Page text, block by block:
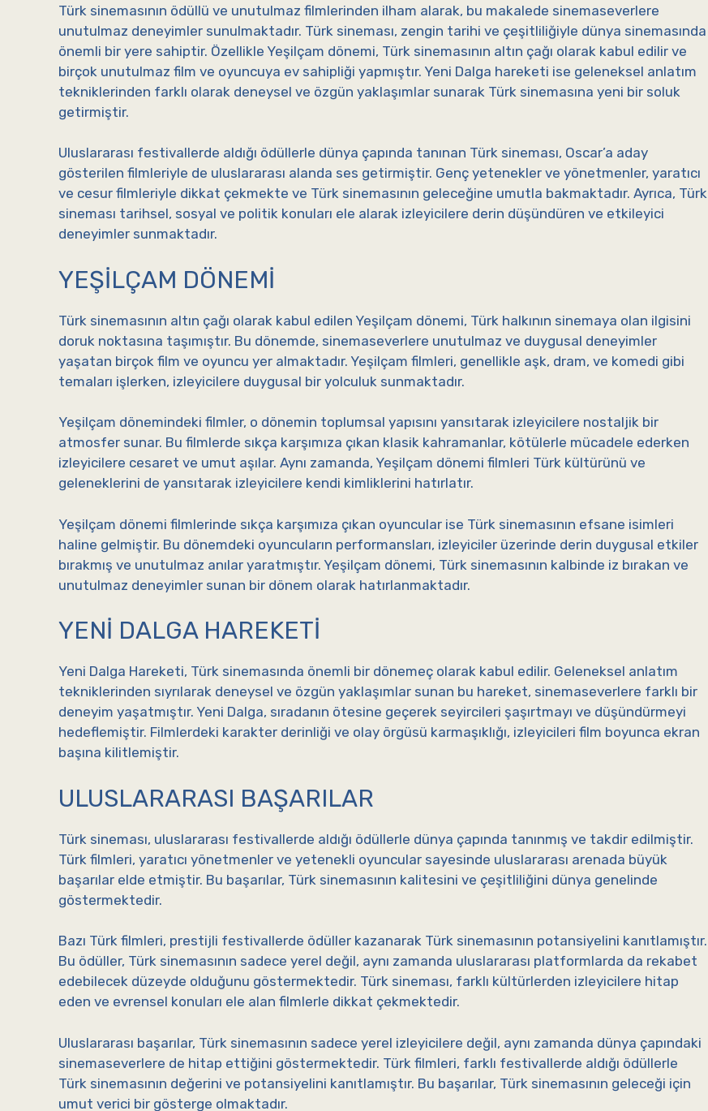
Türk sinemasının ödüllü ve unutulmaz filmlerinden ilham alarak, bu makalede sinemaseverlere
unutulmaz deneyimler sunulmaktadır. Türk sineması, zengin tarihi ve çeşitliliğiyle dünya sinemasında
önemli bir yere sahiptir. Özellikle Yeşilçam dönemi, Türk sinemasının altın çağı olarak kabul edilir ve
birçok unutulmaz film ve oyuncuya ev sahipliği yapmıştır. Yeni Dalga hareketi ise geleneksel anlatım
tekniklerinden farklı olarak deneysel ve özgün yaklaşımlar sunarak Türk sinemasına yeni bir soluk
getirmiştir.
Uluslararası festivallerde aldığı ödüllerle dünya çapında tanınan Türk sineması, Oscar’a aday
gösterilen filmleriyle de uluslararası alanda ses getirmiştir. Genç yetenekler ve yönetmenler, yaratıcı
ve cesur filmleriyle dikkat çekmekte ve Türk sinemasının geleceğine umutla bakmaktadır. Ayrıca, Türk
sineması tarihsel, sosyal ve politik konuları ele alarak izleyicilere derin düşündüren ve etkileyici
deneyimler sunmaktadır.
YEŞILÇAM DÖNEMI
Türk sinemasının altın çağı olarak kabul edilen Yeşilçam dönemi, Türk halkının sinemaya olan ilgisini
doruk noktasına taşımıştır. Bu dönemde, sinemaseverlere unutulmaz ve duygusal deneyimler
yaşatan birçok film ve oyuncu yer almaktadır. Yeşilçam filmleri, genellikle aşk, dram, ve komedi gibi
temaları işlerken, izleyicilere duygusal bir yolculuk sunmaktadır.
Yeşilçam dönemindeki filmler, o dönemin toplumsal yapısını yansıtarak izleyicilere nostaljik bir
atmosfer sunar. Bu filmlerde sıkça karşımıza çıkan klasik kahramanlar, kötülerle mücadele ederken
izleyicilere cesaret ve umut aşılar. Aynı zamanda, Yeşilçam dönemi filmleri Türk kültürünü ve
geleneklerini de yansıtarak izleyicilere kendi kimliklerini hatırlatır.
Yeşilçam dönemi filmlerinde sıkça karşımıza çıkan oyuncular ise Türk sinemasının efsane isimleri
haline gelmiştir. Bu dönemdeki oyuncuların performansları, izleyiciler üzerinde derin duygusal etkiler
bırakmış ve unutulmaz anılar yaratmıştır. Yeşilçam dönemi, Türk sinemasının kalbinde iz bırakan ve
unutulmaz deneyimler sunan bir dönem olarak hatırlanmaktadır.
YENI DALGA HAREKETI
Yeni Dalga Hareketi, Türk sinemasında önemli bir dönemeç olarak kabul edilir. Geleneksel anlatım
tekniklerinden sıyrılarak deneysel ve özgün yaklaşımlar sunan bu hareket, sinemaseverlere farklı bir
deneyim yaşatmıştır. Yeni Dalga, sıradanın ötesine geçerek seyircileri şaşırtmayı ve düşündürmeyi
hedeflemiştir. Filmlerdeki karakter derinliği ve olay örgüsü karmaşıklığı, izleyicileri film boyunca ekran
başına kilitlemiştir.
ULUSLARARASI BAŞARILAR
Türk sineması, uluslararası festivallerde aldığı ödüllerle dünya çapında tanınmış ve takdir edilmiştir.
Türk filmleri, yaratıcı yönetmenler ve yetenekli oyuncular sayesinde uluslararası arenada büyük
başarılar elde etmiştir. Bu başarılar, Türk sinemasının kalitesini ve çeşitliliğini dünya genelinde
göstermektedir.
Bazı Türk filmleri, prestijli festivallerde ödüller kazanarak Türk sinemasının potansiyelini kanıtlamıştır.
Bu ödüller, Türk sinemasının sadece yerel değil, aynı zamanda uluslararası platformlarda da rekabet
edebilecek düzeyde olduğunu göstermektedir. Türk sineması, farklı kültürlerden izleyicilere hitap
eden ve evrensel konuları ele alan filmlerle dikkat çekmektedir.
Uluslararası başarılar, Türk sinemasının sadece yerel izleyicilere değil, aynı zamanda dünya çapındaki
sinemaseverlere de hitap ettiğini göstermektedir. Türk filmleri, farklı festivallerde aldığı ödüllerle
Türk sinemasının değerini ve potansiyelini kanıtlamıştır. Bu başarılar, Türk sinemasının geleceği için
umut verici bir gösterge olmaktadır.